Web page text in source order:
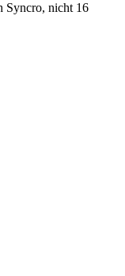
Syncro, nicht 16